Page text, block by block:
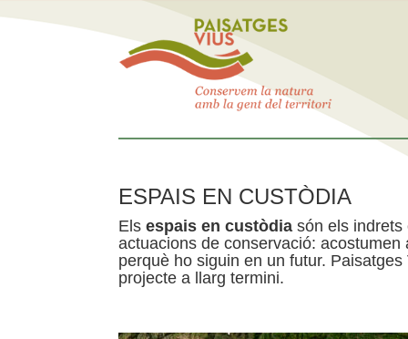
ESPAIS EN CUSTÒDIA
Els espais en custòdia són els indrets
actuacions de conservació:
perquè ho siguin en un futur.
projecte a llarg termini.